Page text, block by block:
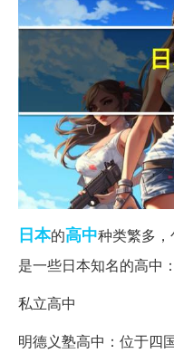
日本的高中种类繁多
是一些日本知名的高中：
私立高中
明德义塾高中：位于四